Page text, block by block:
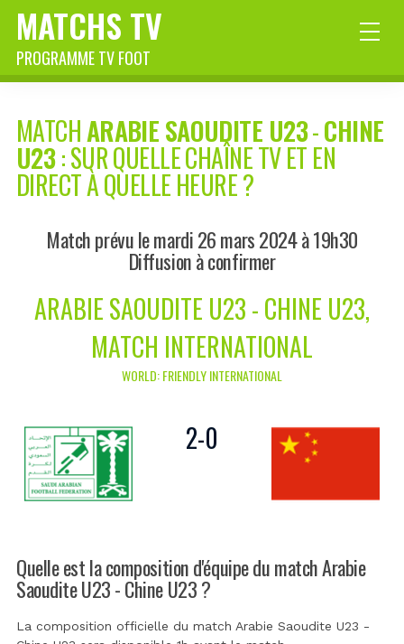
MATCHS TV
PROGRAMME TV FOOT
MATCHARABIE SAOUDITE U23-CHINE
U23: SUR QUELLE CHAÎNE TV ET EN
DIRECT À QUELLE HEURE ?
Match prévu le mardi 26 mars 2024 à 19h30
Diffusion à confirmer
ARABIE SAOUDITE U23 - CHINE U23,
MATCH INTERNATIONAL
WORLD: FRIENDLY INTERNATIONAL
2-0
Quelle est la composition d'équipe du match Arabie
Saoudite U23 - Chine U23 ?
La composition officielle du match Arabie Saoudite U23 -